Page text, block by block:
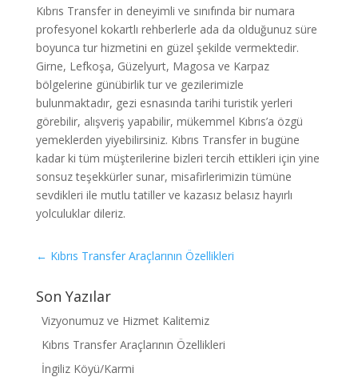
Kıbrıs Transfer in deneyimli ve sınıfında bir numara
profesyonel kokartlı rehberlerle ada da olduğunuz süre
boyunca tur hizmetini en güzel şekilde vermektedir.
Girne, Lefkoşa, Güzelyurt, Magosa ve Karpaz
bölgelerine günübirlik tur ve gezilerimizle
bulunmaktadır, gezi esnasında tarihi turistik yerleri
görebilir, alışveriş yapabilir, mükemmel Kıbrıs’a özgü
yemeklerden yiyebilirsiniz. Kıbrıs Transfer in bugüne
kadar ki tüm müşterilerine bizleri tercih ettikleri için yine
sonsuz teşekkürler sunar, misafirlerimizin tümüne
sevdikleri ile mutlu tatiller ve kazasız belasız hayırlı
yolculuklar dileriz.
← Kıbrıs Transfer Araçlarının Özellikleri
Son Yazılar
Vizyonumuz ve Hizmet Kalitemiz
Kıbrıs Transfer Araçlarının Özellikleri
İngiliz Köyü/Karmi